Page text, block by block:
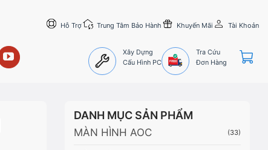
Hỗ Trợ Trung Tâm Bảo Hành Khuyến Mãi Tài Khoản
Xây Dựng
Cấu Hình PC
Tra Cứu
Đơn Hàng
DANH MỤC SẢN PHẨM
MÀN HÌNH AOC (33)